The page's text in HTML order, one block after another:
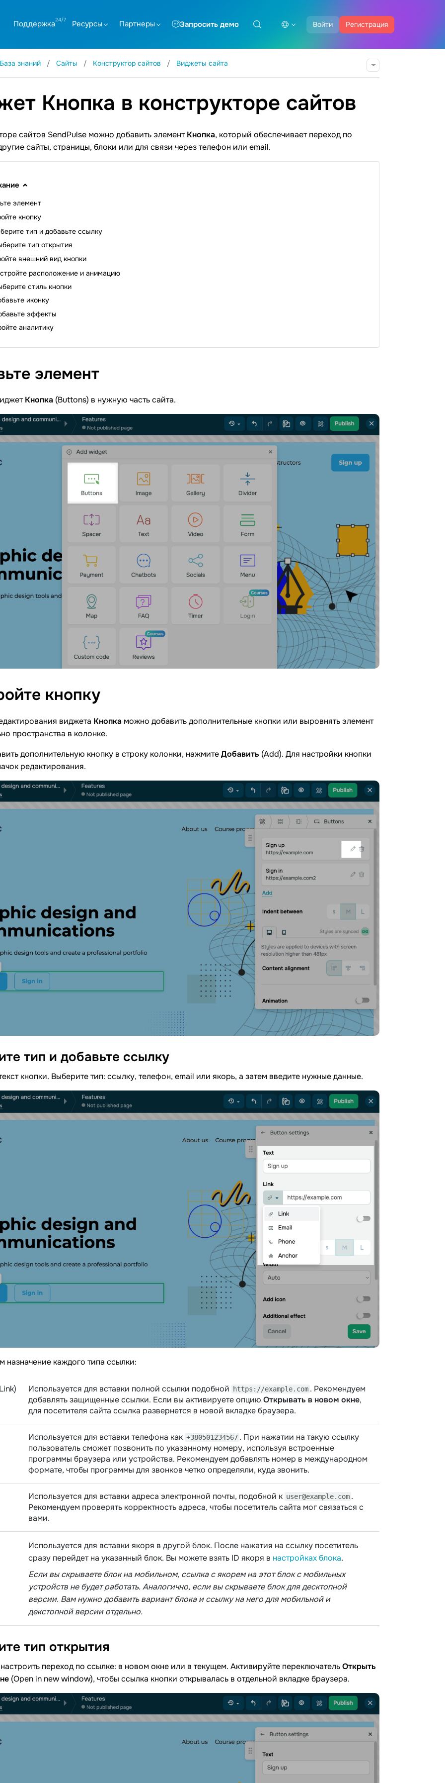
Войти Регистрация
Поддержка Ресурсы Партнеры Запросить демо
База знаний Сайты Конструктор сайтов Виджеты сайта
Кнопка в конструкторе сайтов
сайтов SendPulse можно добавить элементКнопка, который обеспечивает переход по
сайты, страницы, блоки или для связи через телефон или email.
элемент
кнопку
тип и добавьте ссылку
тип открытия
внешний вид кнопки
расположение и анимацию
стиль кнопки
иконку
эффекты
аналитику
элемент
Кнопка (Buttons) в нужную часть сайта.
кнопку
виджета Кнопка можно добавить дополнительные кнопки или выровнять элемент
пространства в колонке.
дополнительную кнопку в строку колонки, нажмитеДобавить (Add). Для настройки кнопки
редактирования.
тип и добавьте ссылку
кнопки. Выберите тип: ссылку, телефон, email или якорь, а затем введите нужные данные.
назначение каждого типа ссылки:
Используется для вставки полной ссылки подобной https://example.com . Рекомендуем
добавлять защищенные ссылки. Если вы активируете опцию Открывать в новом окне,
для посетителя сайта ссылка развернется в новой вкладке браузера.
Используется для вставки телефона как +380501234567 . При нажатии на такую ​​ссылку
пользователь сможет позвонить по указанному номеру, используя встроенные
программы браузера или устройства. Рекомендуем добавлять номер в международном
формате, чтобы программы для звонков четко определяли, куда звонить.
Используется для вставки адреса электронной почты, подобной к user@example.com .
Рекомендуем проверять корректность адреса, чтобы посетитель сайта мог связаться с
вами.
Используется для вставки якоря в другой блок. После нажатия на ссылку посетитель
сразу перейдет на указанный блок. Вы можете взять ID якоря в настройках блока.
Если вы скрываете блок на мобильном, ссылка с якорем на этот блок с мобильных
устройств не будет работать. Аналогично, если вы скрываете блок для десктопной
версии. Вам нужно добавить вариант блока и ссылку на него для мобильной и
декстопной версии отдельно.
тип открытия
переход по ссылке: в новом окне или в текущем. Активируйте переключательОткрыть
(Open in new window), чтобы ссылка кнопки открывалась в отдельной вкладке браузера.